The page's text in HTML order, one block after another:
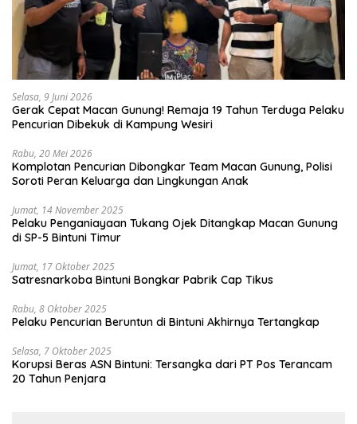
Selasa, 9 Juni 2026
Gerak Cepat Macan Gunung! Remaja 19 Tahun Terduga Pelaku
Pencurian Dibekuk di Kampung Wesiri
Rabu, 20 Mei 2026
Komplotan Pencurian Dibongkar Team Macan Gunung, Polisi
Soroti Peran Keluarga dan Lingkungan Anak
Jumat, 14 November 2025
Pelaku Penganiayaan Tukang Ojek Ditangkap Macan Gunung
di SP-5 Bintuni Timur
Jumat, 17 Oktober 2025
Satresnarkoba Bintuni Bongkar Pabrik Cap Tikus
Rabu, 8 Oktober 2025
Pelaku Pencurian Beruntun di Bintuni Akhirnya Tertangkap
Selasa, 7 Oktober 2025
Korupsi Beras ASN Bintuni: Tersangka dari PT Pos Terancam
20 Tahun Penjara